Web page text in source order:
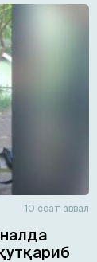
10 соат аввал